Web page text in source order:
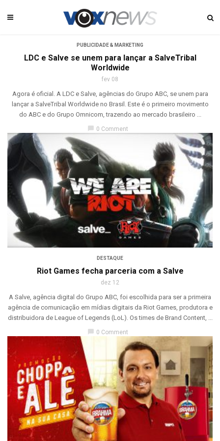
PUBLICIDADE & MARKETING
LDC e Salve se unem para lançar a SalveTribal
Worldwide
fev 08
Agora é oficial. A LDC e Salve, agências do Grupo ABC, se unem para
lançar a SalveTribal Worldwide no Brasil. Este é o primeiro movimento
do ABC e do Grupo Omnicom, trazendo ao mercado brasileiro ...
chat_bubble 0 Comment
DESTAQUE
Riot Games fecha parceria com a Salve
dez 12
A Salve, agência digital do Grupo ABC, foi escolhida para ser a primeira
agência de comunicação em mídias digitais da Riot Games, produtora e
distribuidora de League of Legends (LoL). Os times de Brand Content, ...
0 Comment